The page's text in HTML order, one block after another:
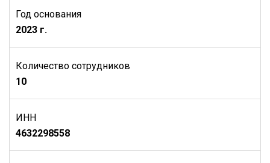
Год основания
2023 г.
Количество сотрудников
10
ИНН
4632298558